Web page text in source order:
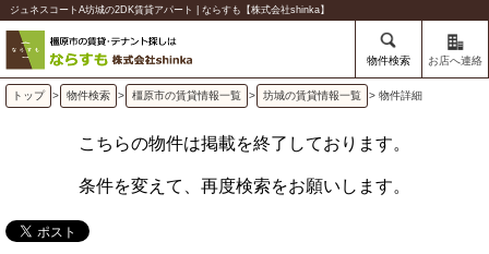
ジュネスコートA坊城の2DK賃貸アパート | ならすも【株式会社shinka】
物件検索 お店へ連絡
トップ > 物件検索 > 橿原市の賃貸情報一覧 > 坊城の賃貸情報一覧 > 物件詳細
こちらの物件は掲載を終了しております。
条件を変えて、再度検索をお願いします。